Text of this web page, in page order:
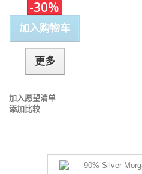
-30%
加入购物车
更多
加入愿望清单
添加比较